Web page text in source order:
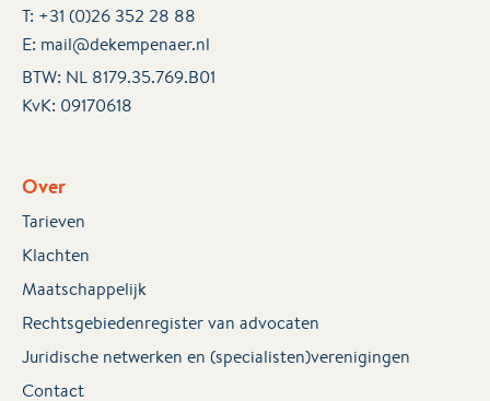
T: +31 (0)26 352 28 88
E: mail@dekempenaer.nl
BTW: NL 8179.35.769.B01
KvK: 09170618
Over
Tarieven
Klachten
Maatschappelijk
Rechtsgebiedenregister van advocaten
Juridische netwerken en (specialisten)verenigingen
Contact